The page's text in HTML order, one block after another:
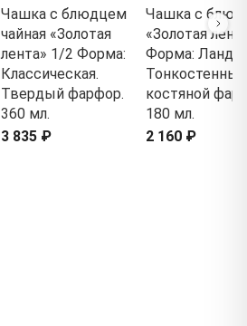
Чашка с блюдцем
чайная «Золотая
лента» 1/2 Форма:
Классическая.
Твердый фарфор.
360 мл.
3 835 ₽
Чашка с
«Золотая
Форма:
Тонкостенный
костяной
180 мл.
2 160 ₽